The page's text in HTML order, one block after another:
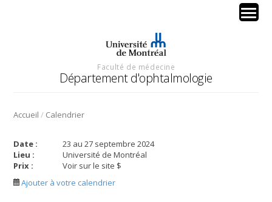
Faculté de médecine
Département d'ophtalmologie
Accueil / Calendrier
Date :
23 au 27 septembre 2024
Lieu :
Université de Montréal
Prix :
Voir sur le site $
Ajouter à votre calendrier